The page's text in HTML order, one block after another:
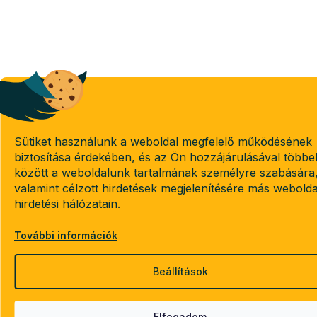
Sütiket használunk a weboldal megfelelő működésének
biztosítása érdekében, és az Ön hozzájárulásával
között a weboldalunk tartalmának személyre
valamint célzott hirdetések megjelenítésére más
hirdetési hálózatain.
További információk
Beállítások